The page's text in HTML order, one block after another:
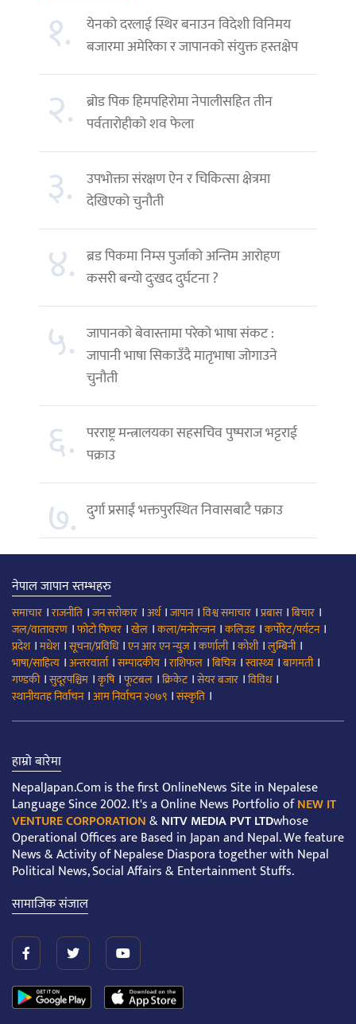
१.
येनको दरलाई स्थिर बनाउन विदेशी विनिमय
बजारमा अमेरिका र जापानको संयुक्त हस्तक्षेप
२. ब्रोड पिक हिमपहिरोमा नेपालीसहित तीन
पर्वतारोहीको शव फेला
३.
उपभोक्ता संरक्षण ऐन र चिकित्सा क्षेत्रमा
देखिएको चुनौती
४. ब्रड पिकमा निम्स पुर्जाको अन्तिम आरोहण
कसरी बन्यो दुःखद दुर्घटना ?
५. जापानको बेवास्तामा परेको भाषा संकट :
जापानी भाषा सिकाउँदै मातृभाषा जोगाउने
चुनौती
६. परराष्ट्र मन्त्रालयका सहसचिव पुष्पराज भट्टराई
पक्राउ
७. दुर्गा प्रसाईं भक्तपुरस्थित निवासबाटै पक्राउ
नेपाल जापान स्तम्भहरु
समाचार ।राजनीति ।जन सरोकार ।अर्थ।जापान।विश्व समाचार ।प्रबास।बिचार ।
जल/वातावरण ।फोटो फिचर ।खेल ।कला/मनोरन्जन।कलिउड।कर्पोरेट/पर्यटन।
प्रदेश।मधेश।सूचना/प्रविधि।एन आर एन न्युज।कर्णाली।कोशी।लुम्बिनी।
भाषा/साहित्य ।अन्तरवार्ता।सम्पादकीय ।राशिफल ।बिचित्र।स्वास्थ्य ।बागमती।
गण्डकी।सुदूरपश्चिम ।कृषि।फूटबल ।क्रिकेट।सेयर बजार ।विविध।
स्थानीयतह निर्वाचन।आम निर्वाचन २०७९ ।संस्कृति ।
हाम्रो बारेमा
NepalJapan.Com is the first OnlineNews Site in Nepalese
Language Since 2002. It's a Online News Portfolio ofNEW IT
VENTURE CORPORATION&NITV MEDIA PVT LTDwhose
Operational Offices are Based in Japan and Nepal. We feature
News & Activity of Nepalese Diaspora together with Nepal
Political News, Social Affairs & Entertainment Stuffs.
सामाजिक संजाल